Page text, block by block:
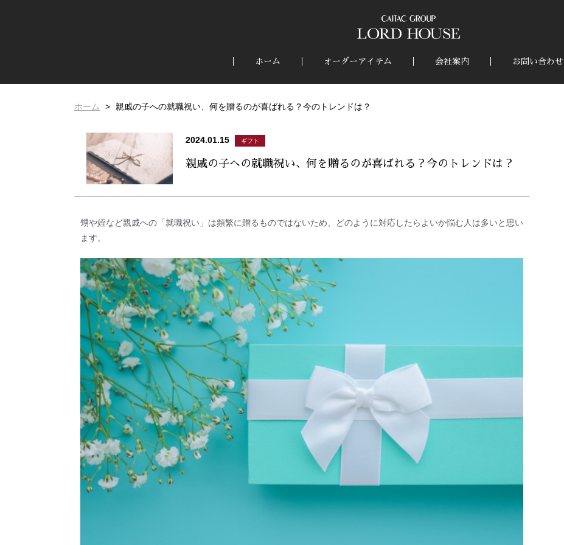
ホーム オーダーアイテム 会社案内 お問い合わせ
ホーム 親戚の子への就職祝い、何を贈るのが喜ばれる？今のトレンドは？
2024.01.15 ギフト
親戚の子への就職祝い、何を贈るのが喜ばれる？今のトレンドは？
甥や姪など親戚への「就職祝い」は頻繁に贈るものではないため、どのように対応したらよいか悩む人は多いと思い
ます。